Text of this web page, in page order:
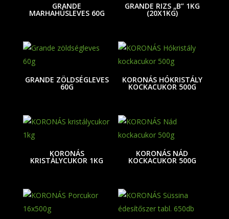
GRANDE
MARHAHÚSLEVES 60G
GRANDE RIZS „B” 1KG
(20X1KG)
GRANDE ZÖLDSÉGLEVES
60G
KORONÁS HÓKRISTÁLY
KOCKACUKOR 500G
KORONÁS
KRISTÁLYCUKOR 1KG
KORONÁS NÁD
KOCKACUKOR 500G